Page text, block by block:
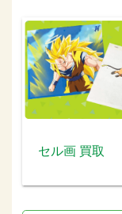
セル画 買取